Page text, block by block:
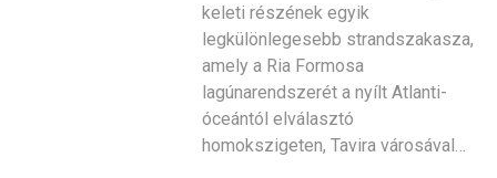
keleti részének egyik
legkülönlegesebb strandszakasza,
amely a Ria Formosa
lagúnarendszerét a nyílt Atlanti-
óceántól elválasztó
homokszigeten, Tavira városával…